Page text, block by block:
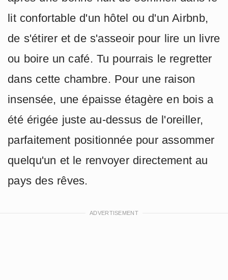
lit confortable d'un hôtel ou d'un Airbnb,
de s'étirer et de s'asseoir pour lire un livre
ou boire un café. Tu pourrais le regretter
dans cette chambre. Pour une raison
insensée, une épaisse étagère en bois a
été érigée juste au-dessus de l'oreiller,
parfaitement positionnée pour assommer
quelqu'un et le renvoyer directement au
pays des rêves.